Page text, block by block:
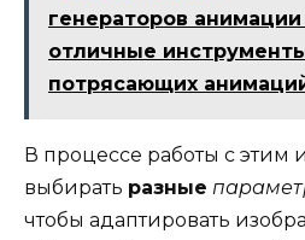
генераторов анимации
отличные
потрясающих
В процессе работы с этим
выбирать разные
чтобы адаптировать